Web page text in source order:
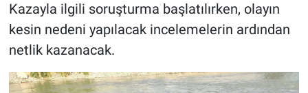
Kazayla ilgili soruşturma başlatılırken, olayın
kesin nedeni yapılacak incelemelerin ardından
netlik kazanacak.